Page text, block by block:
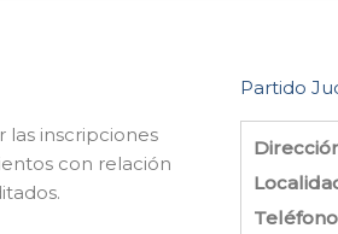
las inscripciones
con relación
Partido